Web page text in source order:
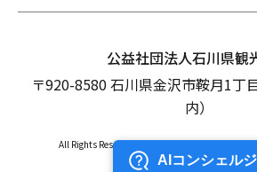
公益社団法人石川県観
〒920-8580 石川県金沢市鞍月1丁
内）
All Rights Reserved Copyright © Ishikawa